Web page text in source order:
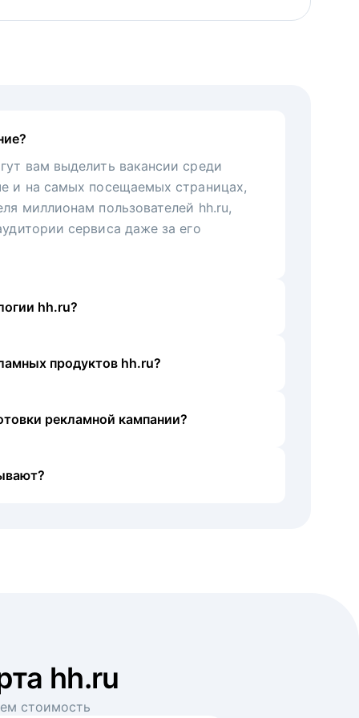
вам выделить вакансии среди
и на самых посещаемых страницах,
миллионам пользователей hh.ru,
сервиса даже за его
hh.ru?
продуктов hh.ru?
рекламной кампании?
hh.ru
стоимость